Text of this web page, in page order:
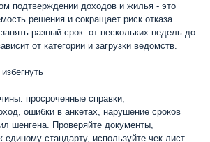
подтверждении доходов и жилья - это
решения и сокращает риск отказа.
разный срок: от нескольких недель до
от категории и загрузки ведомств.
просроченные справки,
ошибки в анкетах, нарушение сроков
шенгена. Проверяйте документы,
единому стандарту, используйте чек лист